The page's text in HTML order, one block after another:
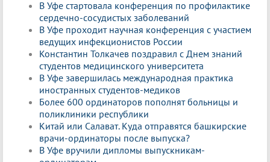
В Уфе стартовала конференция по профилактике
сердечно-сосудистых заболеваний
В Уфе проходит научная конференция с участием
ведущих инфекционистов России
Константин Толкачев поздравил с Днем знаний
студентов медицинского университета
В Уфе завершилась международная практика
иностранных студентов-медиков
Более 600 ординаторов пополнят больницы и
поликлиники республики
Китай или Салават. Куда отправятся башкирские
врачи-ординаторы после выпуска?
В Уфе вручили дипломы выпускникам-